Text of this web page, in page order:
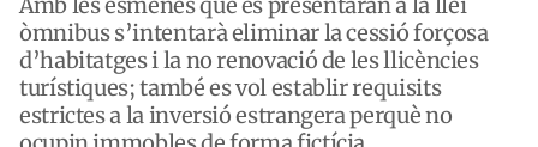
òmnibus s’intentarà eliminar la cessió forçosa
d’habitatges i la no renovació de les llicències
turístiques; també es vol establir requisits
estrictes a la inversió estrangera perquè no